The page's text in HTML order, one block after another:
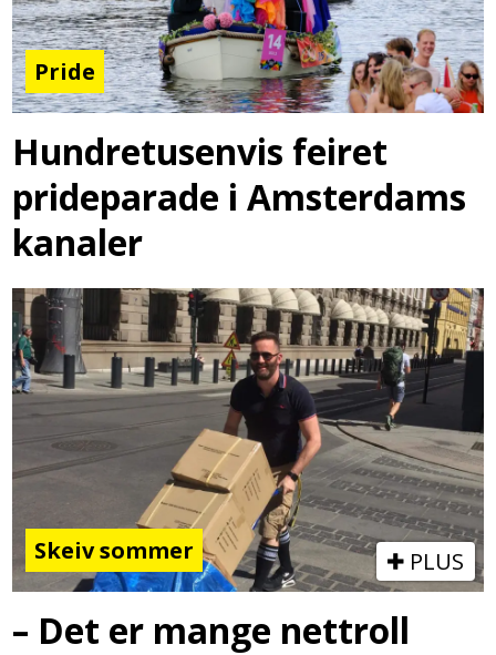
Pride
Hundretusenvis feiret
prideparade i Amsterdams
kanaler
Skeiv sommer PLUS
– Det er mange nettroll